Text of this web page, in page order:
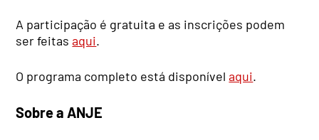
A participação é gratuita e as inscrições podem
ser feitasaqui.
O programa completo está disponívelaqui.
Sobre a ANJE